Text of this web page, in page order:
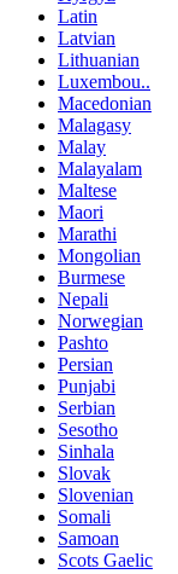
Latin
Latvian
Lithuanian
Luxembou..
Macedonian
Malagasy
Malay
Malayalam
Maltese
Maori
Marathi
Mongolian
Burmese
Nepali
Norwegian
Pashto
Persian
Punjabi
Serbian
Sesotho
Sinhala
Slovak
Slovenian
Somali
Samoan
Scots Gaelic